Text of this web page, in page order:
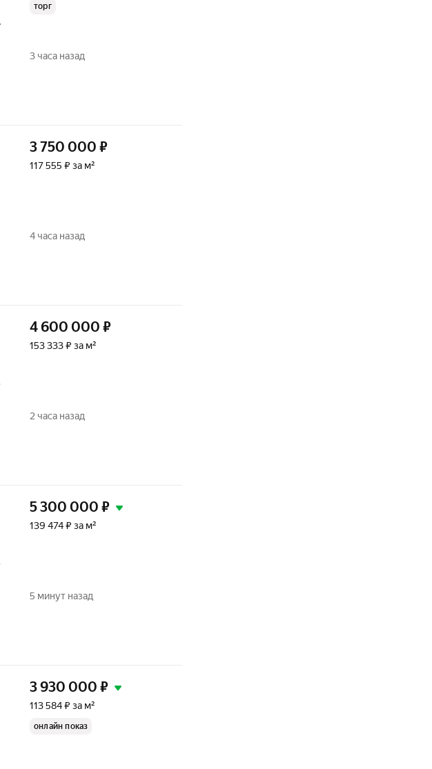
торг
3 часа назад
3 750 000 ₽
117 555 ₽ за м²
4 часа назад
4 600 000 ₽
153 333 ₽ за м²
2 часа назад
5 300 000 ₽
139 474 ₽ за м²
5 минут назад
3 930 000 ₽
113 584 ₽ за м²
онлайн показ